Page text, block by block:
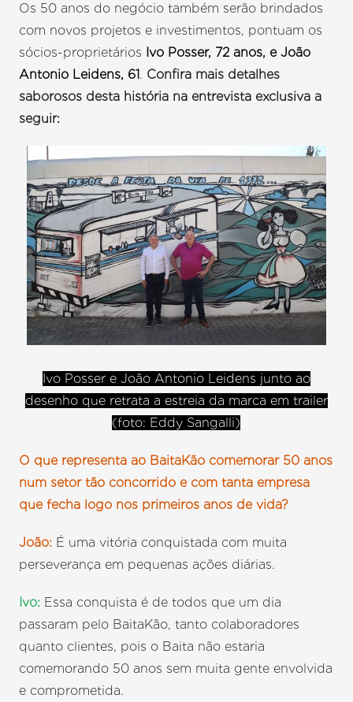
Os 50 anos do negócio também serão brindados
com novos projetos e investimentos, pontuam os
sócios-proprietários Ivo Posser, 72 anos, e João
Antonio Leidens, 61. Confira mais detalhes
saborosos desta história na entrevista exclusiva a
seguir:
Ivo Posser e João Antonio Leidens junto ao
desenho que retrata a estreia da marca em trailer
(foto: Eddy Sangalli)
O que representa ao BaitaKão comemorar 50 anos
num setor tão concorrido e com tanta empresa
que fecha logo nos primeiros anos de vida?
João: É uma vitória conquistada com muita
perseverança em pequenas ações diárias.
Ivo: Essa conquista é de todos que um dia
passaram pelo BaitaKão, tanto colaboradores
quanto clientes, pois o Baita não estaria
comemorando 50 anos sem muita gente envolvida
e comprometida.